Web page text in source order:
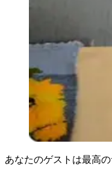
あなたのゲストは最高